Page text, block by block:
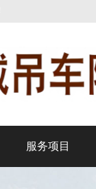
服务项目